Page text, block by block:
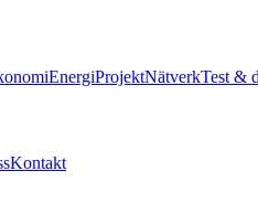
EnergiProjektNätverkTest &
Kontakt